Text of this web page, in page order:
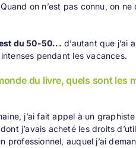
on n’est pas connu, on
du 50-50... d’autant que j’ai
pendant les vacances.
du livre, quels sont les
j’ai fait appel à un
j’avais acheté les droits
professionnel, auquel j’ai